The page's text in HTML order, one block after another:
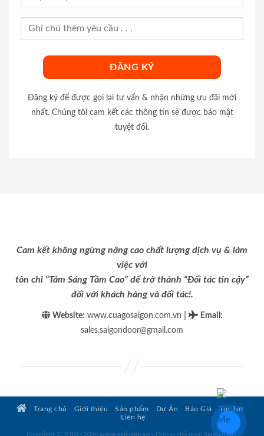
Đăng ký để được gọi lại tư vấn & nhận những ưu đãi mới
nhất. Chúng tôi cam kết các thông tin sẽ được bảo mật
tuyệt đối.
Cam kết không ngừng nâng cao chất lượng dịch vụ & làm
việc với
tôn chỉ “Tâm Sáng Tầm Cao” để trở thành “Đối tác tin cậy”
đối với khách hàng và đối tác!.
Website: www.cuagosaigon.com.vn Email :
sales.saigondoor@gmail.com
Trang chủ Giới thiệu Sản phẩm Dự Án Báo Giá
Tin Tức
Liên hệ
Copyright © 2010 - 2026 www.sgd.com.vn - Đơn vị chủ quản SaigonDoor